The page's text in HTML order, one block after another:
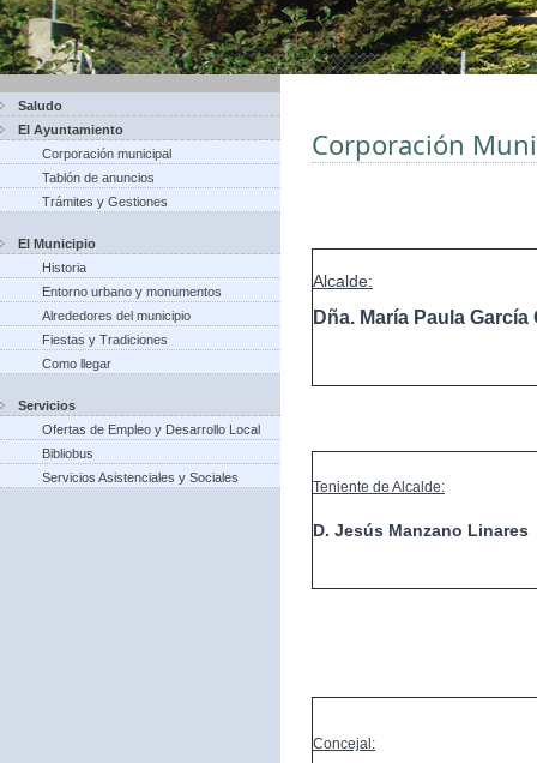
Saludo
El Ayuntamiento
Corporación municipal
Tablón de anuncios
Trámites y Gestiones
El Municipio
Historia
Entorno urbano y monumentos
Alrededores del municipio
Fiestas y Tradiciones
Como llegar
Servicios
Ofertas de Empleo y Desarrollo Local
Bibliobus
Servicios Asistenciales y Sociales
Corporación
Alcalde:
Dña. María Paula
Teniente de Alcalde:
D. Jesús Manzano Linares
Concejal: